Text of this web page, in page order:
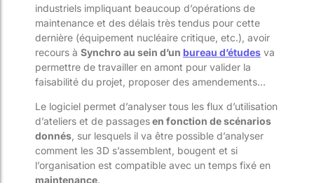
industriels impliquant beaucoup d’opérations de
maintenance et des délais très tendus pour cette
dernière (équipement nucléaire critique, etc.), avoir
recours à Synchro au sein d’un bureau d’études va
permettre de travailler en amont pour valider la
faisabilité du projet, proposer des amendements…
Le logiciel permet d’analyser tous les flux d’utilisation
d’ateliers et de passagesen fonction de scénarios
donnés , sur lesquels il va être possible d’analyser
comment les 3D s’assemblent, bougent et si
l’organisation est compatible avec un temps fixé en
maintenance.